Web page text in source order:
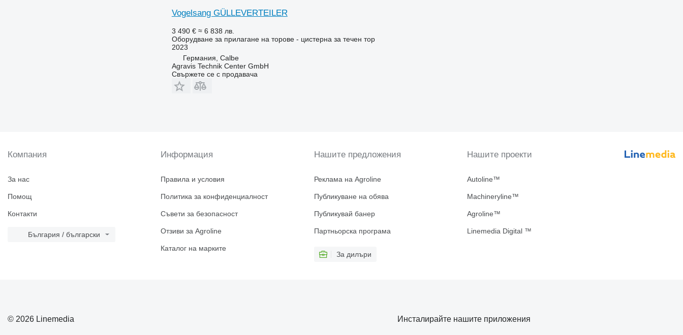
Vogelsang GÜLLEVERTEILER
3 490 € ≈ 6 838 лв.
Оборудване за прилагане на торове - цистерна за течен тор
2023
Германия, Calbe
Agravis Technik Center GmbH
Свържете се с продавача
Компания
За нас
Помощ
Контакти
България / български
Информация
Правила и условия
Политика за конфиденциалност
Съвети за безопасност
Отзиви за Agroline
Каталог на марките
Нашите предложения
Реклама на Agroline
Публикуване на обява
Публикувай банер
Партньорска програма
За дилъри
Нашите проекти
Autoline™
Machineryline™
Agroline™
Linemedia Digital ™
© 2026 Linemedia Инсталирайте нашите приложения